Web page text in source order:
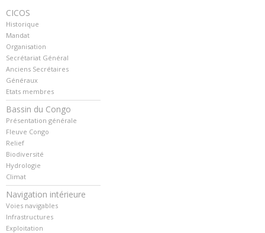
CICOS
Historique
Mandat
Organisation
Secrétariat Général
Anciens Secrétaires
Généraux
Etats membres
Bassin du Congo
Présentation générale
Fleuve Congo
Relief
Biodiversité
Hydrologie
Climat
Navigation intérieure
Voies navigables
Infrastructures
Exploitation